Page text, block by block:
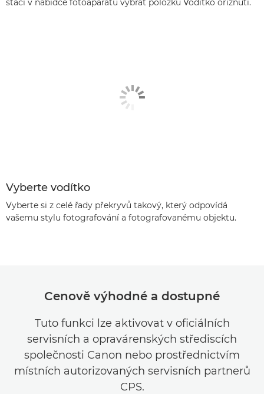
stačí v nabídce fotoaparátu vybrat položku Vodítko oříznutí.
Vyberte vodítko
Vyberte si z celé řady překryvů takový, který odpovídá
vašemu stylu fotografování a fotografovanému objektu.
Cenově výhodné a dostupné
Tuto funkci lze aktivovat v oficiálních
servisních a opravárenských střediscích
společnosti Canon nebo prostřednictvím
místních autorizovaných servisních partnerů
CPS.